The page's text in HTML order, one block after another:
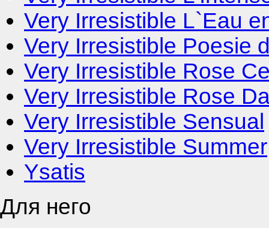
Very Irresistible L`Eau
Very Irresistible Poesie
Very Irresistible Rose
Very Irresistible Rose
Very Irresistible Sensual
Very Irresistible Summer
Ysatis
Для него